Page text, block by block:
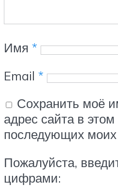
Имя *
Email *
Сохранить моё
адрес сайта в
последующих
Пожалуйста,
цифрами: